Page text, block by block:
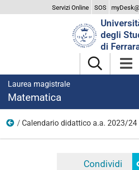
Servizi Online SOS
degli
di
Laurea magistrale
Matematica
2023
Calendario didattico a.a. 2023/24
Condividi